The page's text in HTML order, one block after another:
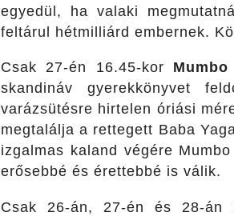
egyedül, ha valaki
feltárul hétmilliárd embernek.
Csak 27-én 16.45-kor
skandináv gyerekkönyvet
varázsütésre hirtelen óriási
megtalálja a rettegett Baba
izgalmas kaland végére
erősebbé és érettebbé is válik.
Csak 26-án, 27-én és 28-án